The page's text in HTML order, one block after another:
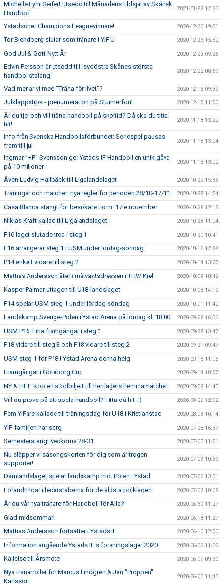
Michelle Fyhr Seifert utsedd till Månadens Eldsjäl av Skånsk
Handboll
2021-01-22 12:23
Ystadsöner Champions Leaguevinnare! 2020-12-30 19:51
Tor Blendberg slutar som tränare i YIF U 2020-12-26 15:30
God Jul & Gott Nytt År 2020-12-23 09:25
Edvin Persson är utsedd till "sydöstra Skånes största
handbollstalang"
2020-12-22 08:59
Vad menar vi med "Träna för livet"? 2020-12-16 09:39
Julklappstips - prenumeration på Stürmerfoul 2020-12-15 11:50
Är du tjej och vill träna handboll på skoltid? Då ska du titta
hit!
2020-11-18 13:20
Info från Svenska Handbollsförbundet: Seriespel pausas
fram till jul
2020-11-18 13:04
Ingmar ”HP” Svensson ger Ystads IF Handboll en unik gåva
på 10 miljoner
2020-11-13 13:00
Även Ludvig Hallbäck till Ligalandslaget 2020-10-29 15:35
Träningar och matcher: nya regler för perioden 28/10-17/11 2020-10-28 14:54
Casa Blanca stängt för besökare t.o.m. 17:e november 2020-10-28 12:18
Niklas Kraft kallad till Ligalandslaget 2020-10-28 11:04
F16 laget slutade trea i steg 1 2020-10-20 10:41
F16 arrangerar steg 1 i USM under lördag-söndag 2020-10-16 12:28
P14 enkelt vidare till steg 2 2020-10-14 13:27
Mattias Andersson åter i målvaktsdressen i THW Kiel 2020-10-09 10:46
Kasper Palmar uttagen till U18-landslaget 2020-10-08 14:19
F14 spelar USM steg 1 under lördag-söndag 2020-10-01 11:40
Landskamp Sverige-Polen i Ystad Arena på lördag kl. 18:00 2020-09-28 16:36
USM P16: Fina framgångar i steg 1 2020-09-28 13:47
P18 vidare till steg 3 och F18 vidare till steg 2 2020-09-21 09:47
USM steg 1 för P18 i Ystad Arena denna helg 2020-09-18 11:05
Framgångar i Göteborg Cup 2020-09-14 10:07
NY & HET: Köp en stödbiljett till herrlagets hemmamatcher 2020-09-09 14:40
Vill du prova på att spela handboll? Titta då hit :-) 2020-08-26 12:02
Fem YIFare kallade till träningsdag för U18 i Kristianstad 2020-08-03 10:14
YIF-familjen har sorg 2020-07-28 16:37
Semesterstängt veckorna 28-31 2020-07-03 11:51
Nu släpper vi säsongskorten för dig som är trogen
supporter!
2020-07-03 10:39
Damlandslaget spelar landskamp mot Polen i Ystad 2020-07-02 13:01
Förändringar i ledarstaberna för de äldsta pojklagen 2020-07-02 10:09
Är du vår nya tränare för Handboll för Alla? 2020-06-30 11:27
Glad midsommar! 2020-06-18 11:27
Mattias Andersson fortsätter i Ystads IF 2020-06-10 12:50
Information angående Ystads IF:s föreningsläger 2020 2020-06-09 11:32
Kallelse till Årsmöte 2020-06-09 09:30
Nya tränarroller för Marcus Lindgren & Jan "Proppen"
Karlsson
2020-06-03 11:43